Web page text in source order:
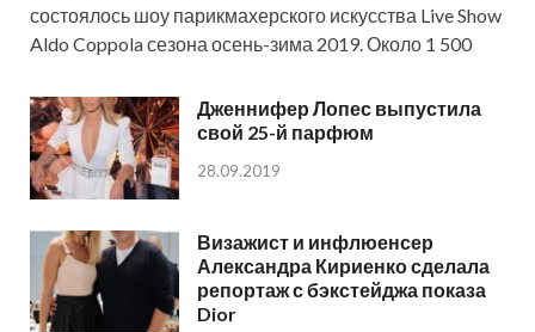
состоялось шоу парикмахерского искусства Live Show
Aldo Coppola сезона осень-зима 2019. Около 1 500
Дженнифер Лопес выпустила
свой 25-й парфюм
28.09.2019
Визажист и инфлюенсер
Александра Кириенко сделала
репортаж с бэкстейджа показа
Dior